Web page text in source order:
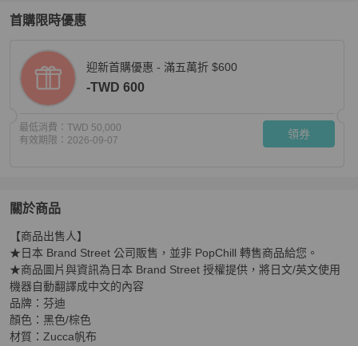
首購限時優惠
迎新首購優惠 - 滿五萬折 $600
-TWD 600
最低消費： TWD 50,000
有效期限： 2026-09-07 領券
關於商品
關於【日本直送】FENDI Zucca帆布Mamma Baguette單肩包
【商品出售人】
★日本 Brand Street 公司販售，並非 PopChill 轉售商品給您。
★商品圖片與資訊為日本 Brand Street 授權提供，將日文/英文使用
機器自動翻譯成中文的內容
品牌：芬迪
顏色：黑色/棕色
材質：Zucca帆布